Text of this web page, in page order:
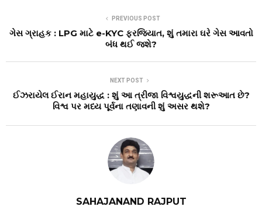
PREVIOUS POST
ગેસ ગ્રાહક : LPG માટે e-KYC ફરજિયાત, શું તમારા ઘરે ગેસ આવતો
બંધ થઈ જશે?
NEXT POST
ઈઝરાયેલ ઈરાન મહાયુદ્ધ : શું આ ત્રીજા વિશ્વયુદ્ધની શરૂઆત છે?
વિશ્વ પર મધ્ય પૂર્વના તણાવની શું અસર થશે?
SAHAJANAND RAJPUT